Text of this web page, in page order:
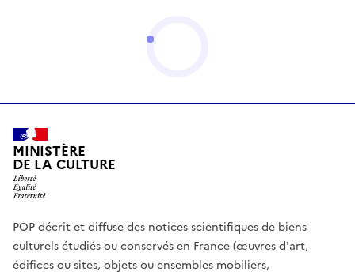
MINISTÈRE
DE LA CULTURE
POP décrit et diffuse des notices scientifiques de biens
culturels étudiés ou conservés en France (œuvres d'art,
édifices ou sites, objets ou ensembles mobiliers,